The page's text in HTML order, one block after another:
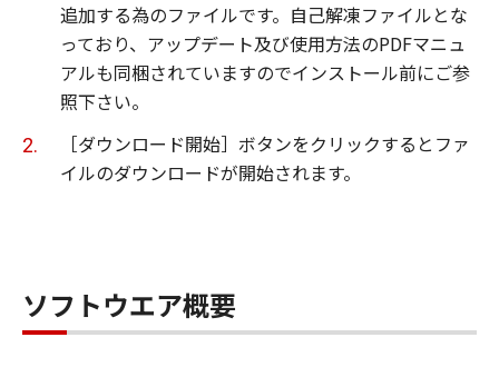
第2条（知的財産権および所有権）
甲およびCanon Production Printing
Netherlands B.V.は、オリジナル若しくはコピ
ーの形態又は媒体に拘わらず、本ソフトウエ
ア商品を記録する媒体、およびその後に作成
甲およびCanon Production Printing
Netherlands B.V.は、乙に対し本ソフトウエア
追加する為のファイルです。自己解凍ファイルとな
っており、アップデート及び使用方法のPDFマニュ
アルも同梱されていますのでインストール前にご参
照下さい。
［ダウンロード開始］ボタンをクリックするとファ
イルのダウンロードが開始されます。
ソフトウエア概要